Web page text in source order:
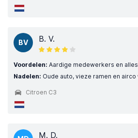
BV B. V.
Voordelen: Aardige medewerkers en
Nadelen: Oude auto, vieze ramen en
Citroen C3
M. D.